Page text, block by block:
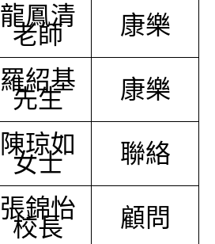
龍鳳清
老師 康樂
羅紹基
先生 康樂
陳琼如
女士 聯絡
張錦怡
校長 顧問